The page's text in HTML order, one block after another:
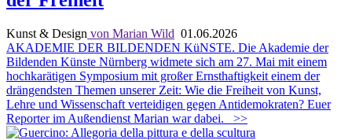
Kunst & Design von Marian Wild 01.06.2026
AKADEMIE DER BILDENDEN KüNSTE. Die Akademie der
Bildenden Künste Nürnberg widmete sich am 27. Mai mit einem
hochkarätigen Symposium mit großer Ernsthaftigkeit einem der
drängendsten Themen unserer Zeit: Wie die Freiheit von Kunst,
Lehre und Wissenschaft verteidigen gegen Antidemokraten? Euer
Reporter im Außendienst Marian war dabei.
>>